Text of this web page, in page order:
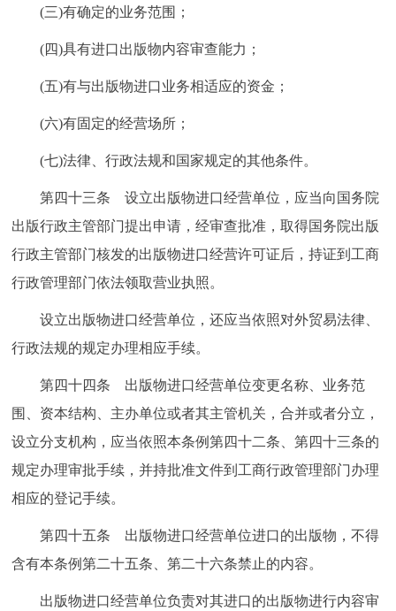
(三)有确定的业务范围；
(四)具有进口出版物内容审查能力；
(五)有与出版物进口业务相适应的资金；
(六)有固定的经营场所；
(七)法律、行政法规和国家规定的其他条件。
第四十三条 设立出版物进口经营单位，应当向国务院
出版行政主管部门提出申请，经审查批准，取得国务院出版
行政主管部门核发的出版物进口经营许可证后，持证到工商
行政管理部门依法领取营业执照。
设立出版物进口经营单位，还应当依照对外贸易法律、
行政法规的规定办理相应手续。
第四十四条 出版物进口经营单位变更名称、业务范
围、资本结构、主办单位或者其主管机关，合并或者分立，
设立分支机构，应当依照本条例第四十二条、第四十三条的
规定办理审批手续，并持批准文件到工商行政管理部门办理
相应的登记手续。
第四十五条 出版物进口经营单位进口的出版物，不得
含有本条例第二十五条、第二十六条禁止的内容。
出版物进口经营单位负责对其进口的出版物进行内容审